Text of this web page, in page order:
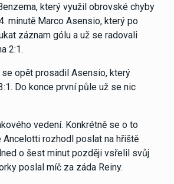
který využil obrovské chyby
minutě Marco Asensio, který po
záznam gólu a už se radovali
2:1.
opět prosadil Asensio, který
Do konce první půle už se nic
vedení. Konkrétně se o to
rozhodl poslat na hřiště
o šest minut později vsřelil svůj
poslal míč za záda Reiny.